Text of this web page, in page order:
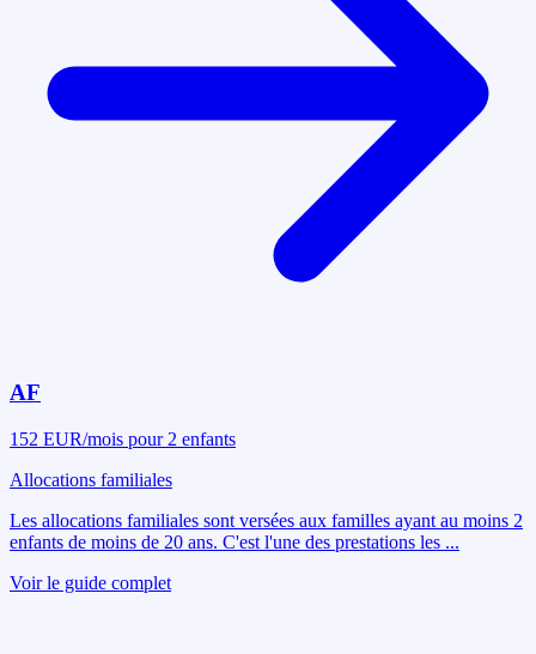
AF
152 EUR/mois pour 2 enfants
Allocations familiales
Les allocations familiales sont versées aux familles ayant au moins 2
enfants de moins de 20 ans. C'est l'une des prestations les ...
Voir le guide complet